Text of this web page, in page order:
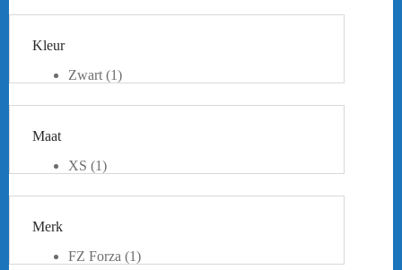
Kleur
Zwart (1)
Maat
XS (1)
Merk
FZ Forza (1)